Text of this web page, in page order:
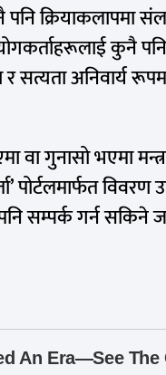
क्रियाकलापमा
कुनै
सत्यता अनिवार्य
वा गुनासो भएमा
पोर्टलमार्फत विवरण
सम्पर्क गर्न सकिने